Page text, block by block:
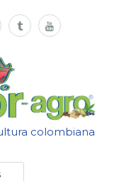
colombiana